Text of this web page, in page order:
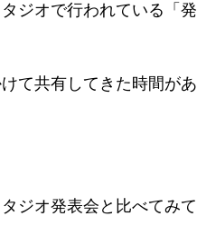
ジオで行われている「発
て共有してきた時間が
ジオ発表会と比べてみて